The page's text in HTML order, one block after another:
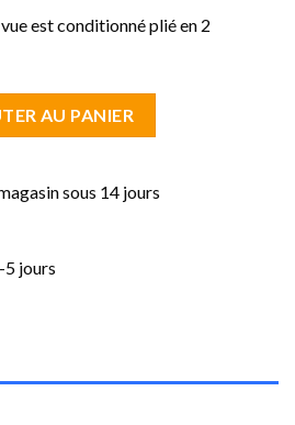
est conditionné plié en 2
AU PANIER
sous 14 jours
5 jours